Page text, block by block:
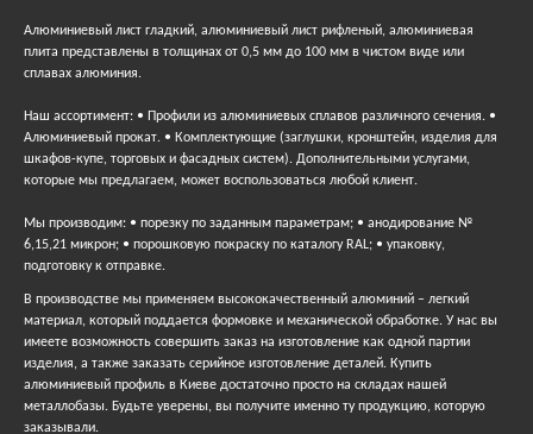
Алюминиевый лист гладкий, алюминиевый лист рифленый, алюминиевая
плита представлены в толщинах от 0,5 мм до 100 мм в чистом виде или
сплавах алюминия.
Наш ассортимент: • Профили из алюминиевых сплавов различного сечения. •
Алюминиевый прокат. • Комплектующие (заглушки, кронштейн, изделия для
шкафов-купе, торговых и фасадных систем). Дополнительными услугами,
которые мы предлагаем, может воспользоваться любой клиент.
Мы производим: • порезку по заданным параметрам; • анодирование №
6,15,21 микрон; • порошковую покраску по каталогу RAL; • упаковку,
подготовку к отправке.
В производстве мы применяем высококачественный алюминий – легкий
материал, который поддается формовке и механической обработке. У нас вы
имеете возможность совершить заказ на изготовление как одной партии
изделия, а также заказать серийное изготовление деталей. Купить
алюминиевый профиль в Киеве достаточно просто на складах нашей
металлобазы. Будьте уверены, вы получите именно ту продукцию, которую
заказывали.